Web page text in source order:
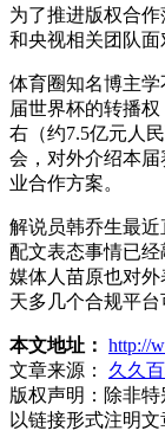
为了推进版权合
和央视相关团队面
体育圈知名博主
届世界杯的转播
右（约7.5亿元人
会，对外介绍本
业合作方案。
解说员韩乔生最近
配文表态事情已
媒体人苗原也对
天多几个合规平台
本文地址： http://
文章来源：
久久
版权声明： 除非
以链接形式注明文